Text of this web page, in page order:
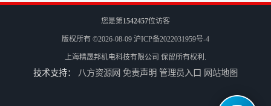
您是第1542457位访客
版权所有 ©2026-08-09 沪ICP备2022031959号-4
上海精晟邦机电科技有限公司 保留所有权利.
技术支持： 八方资源网 免责声明 管理员入口 网站地图